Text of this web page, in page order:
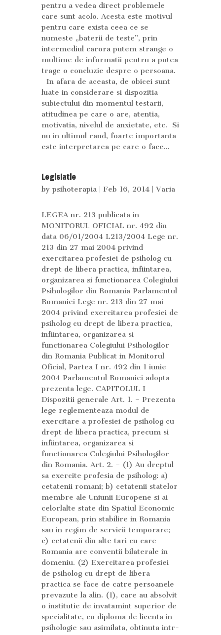
pentru a vedea direct problemele
care sunt acolo. Acesta este motivul
pentru care exista ceea ce se
numeste „baterii de teste”, prin
intermediul carora putem strange o
multime de informatii pentru a putea
trage o concluzie despre o persoana.
In afara de aceasta, de obicei sunt
luate in considerare si dispozitia
subiectului din momentul testarii,
atitudinea pe care o are, atentia,
motivatia, nivelul de anxietate, etc. Si
nu in ultimul rand, foarte importanta
este interpretarea pe care o face...
Legislatie
by psihoterapia | Feb 16, 2014 | Varia
LEGEA nr. 213 publicata in
MONITORUL OFICIAL nr. 492 din
data 06/01/2004 L213/2004 Lege nr.
213 din 27 mai 2004 privind
exercitarea profesiei de psiholog cu
drept de libera practica, infiintarea,
organizarea si functionarea Colegiului
Psihologilor din Romania Parlamentul
Romaniei Lege nr. 213 din 27 mai
2004 privind exercitarea profesiei de
psiholog cu drept de libera practica,
infiintarea, organizarea si
functionarea Colegiului Psihologilor
din Romania Publicat in Monitorul
Oficial, Partea I nr. 492 din 1 iunie
2004 Parlamentul Romaniei adopta
prezenta lege. CAPITOLUL I
Dispozitii generale Art. 1. – Prezenta
lege reglementeaza modul de
exercitare a profesiei de psiholog cu
drept de libera practica, precum si
infiintarea, organizarea si
functionarea Colegiului Psihologilor
din Romania. Art. 2. – (1) Au dreptul
sa exercite profesia de psiholog: a)
cetatenii romani; b) cetatenii statelor
membre ale Uniunii Europene si ai
celorlalte state din Spatiul Economic
European, prin stabilire in Romania
sau in regim de servicii temporare;
c) cetatenii din alte tari cu care
Romania are conventii bilaterale in
domeniu. (2) Exercitarea profesiei
de psiholog cu drept de libera
practica se face de catre persoanele
prevazute la alin. (1), care au absolvit
o institutie de invatamint superior de
specialitate, cu diploma de licenta in
psihologie sau asimilata, obtinuta intr-